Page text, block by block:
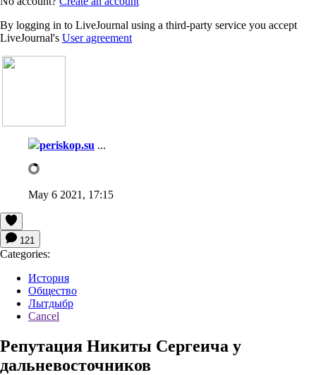
By logging in to LiveJournal using a third-party service you accept
LiveJournal's User agreement
periskop.su ...
May 6 2021, 17:15
121
Categories:
История
Общество
Лытдыбр
Cancel
Репутация Никиты Сергеича у
дальневосточников